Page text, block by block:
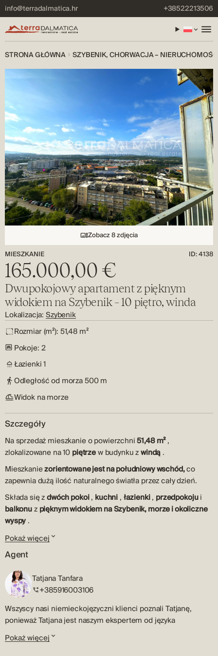
info@terradalmatica.hr +38522213506
STRONA GŁÓWNA SZYBENIK, CHORWACJA –
Zobacz 8 zdjęcia
MIESZKANIE
ID: 4138
165.000,00 €
Dwupokojowy apartament z pięknym
widokiem na Szybenik – 10 piętro, winda
Lokalizacja:Szybenik
Rozmiar (m²): 51,48 m²
Pokoje: 2
Łazienki1
Odległość od morza500 m
Widok na morze
Szczegóły
Na sprzedaż mieszkanie o powierzchni51,48 m²,
zlokalizowane na 10 piętrzew budynku zwindą .
Mieszkaniezorientowane jest na południowy wschód,co
zapewnia dużą ilość naturalnego światła przez cały dzień.
Składa się zdwóch pokoi, kuchni , łazienki, przedpokojui
balkonuz pięknym widokiem na Szybenik, morze i okoliczne
wyspy .
Mieszkaniewymaga remontu
właścicielowi możliwość urządzenia go według własnych
upodobań.
Doskonała lokalizacja– blisko wszystkich ważnych
udogodnień, idealna do wygodnego życia lub jako inwestycja
pod wynajem turystyczny.
Szybenik to historyczne miasto Dalmacji położone nad
imponującej architektury. Miasto zdobi wpisana na listę
Pokaż więcej
Agent
Tatjana Tanfara
+385916003106
Wszyscy nasi niemieckojęzyczni klienci poznali Tatjanę,
ponieważ Tatjana jest naszym ekspertem od języka
niemieckiego.
Pokaż więcej